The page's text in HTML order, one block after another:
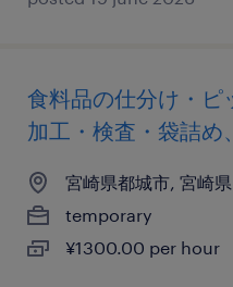
食料品の仕分け・ピ
加工・検査・袋詰め
宮崎県都城市, 宮崎県
temporary
¥1300.00 per hour